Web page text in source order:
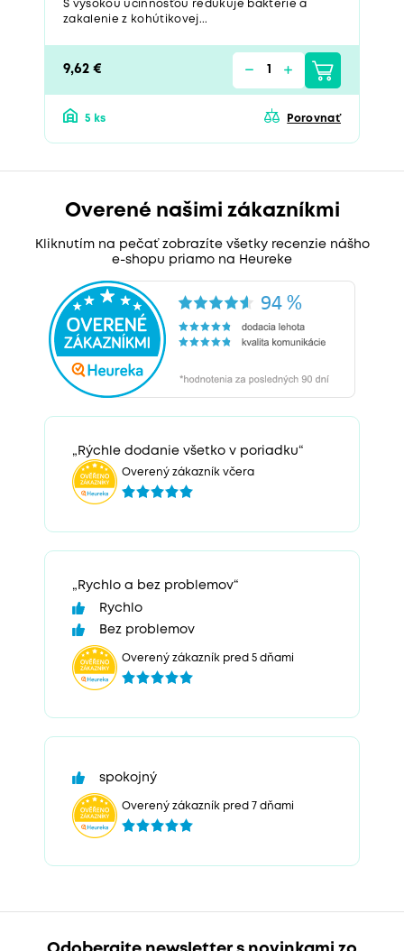
S vysokou účinnosťou redukuje baktérie a
zakalenie z kohútikovej...
9,62 €
5 ks Porovnať
Overené našimi zákazníkmi
Kliknutím na pečať zobrazíte všetky recenzie nášho
e-shopu priamo na Heureke
„Rýchle dodanie všetko v poriadku“
Overený zákazník včera
„Rychlo a bez problemov“
Rychlo
Bez problemov
Overený zákazník pred 5 dňami
spokojný
Overený zákazník pred 7 dňami